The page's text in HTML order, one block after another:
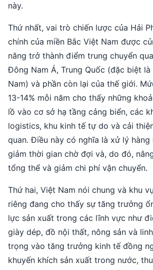
này.
Thứ nhất, vai trò chiến lược của Hải
chính của miền Bắc Việt Nam được
năng trở thành điểm trung chuyển
Đông Nam Á, Trung Quốc (đặc biệt
Nam) và phần còn lại của thế giới.
13-14% mỗi năm cho thấy những
lồ vào cơ sở hạ tầng cảng biển, các
logistics, khu kinh tế tự do và cải
quan. Điều này có nghĩa là xử lý hàng
giảm thời gian chờ đợi và, do đó,
tổng thể và giảm chi phí vận chuyển.
Thứ hai, Việt Nam nói chung và khu
riêng đang cho thấy sự tăng trưởng
lực sản xuất trong các lĩnh vực như
giày dép, đồ nội thất, nông sản và
trọng vào tăng trưởng kinh tế đồng
khuyến khích sản xuất trong nước,